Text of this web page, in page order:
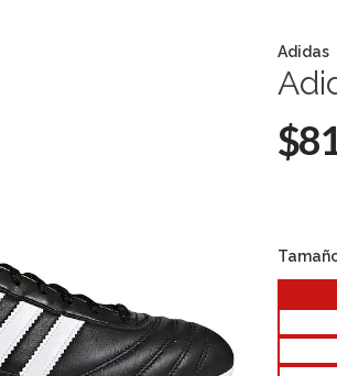
Adidas